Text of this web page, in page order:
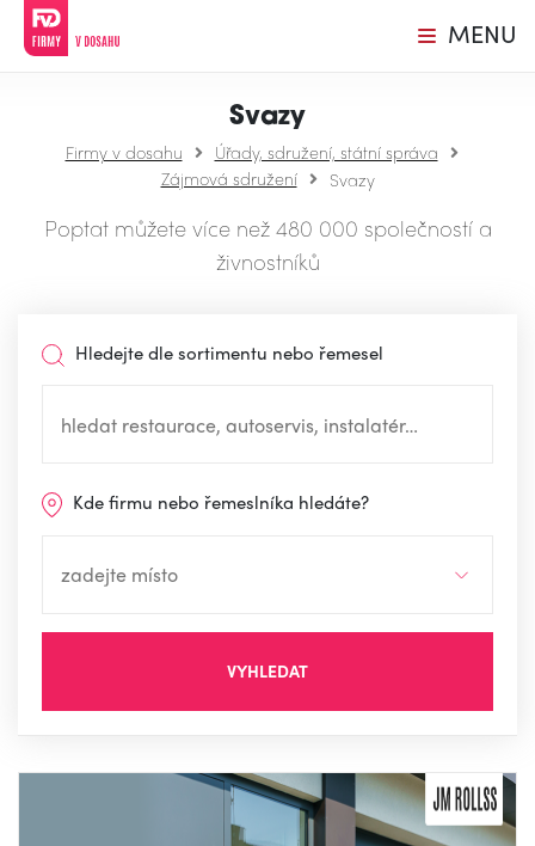
MENU
Svazy
Firmy v dosahu
Úřady, sdružení, státní správa
Zájmová sdružení
Svazy
Poptat můžete více než 480 000 společností a
živnostníků
Hledejte dle sortimentu nebo řemesel
Kde firmu nebo řemeslníka hledáte?
VYHLEDAT